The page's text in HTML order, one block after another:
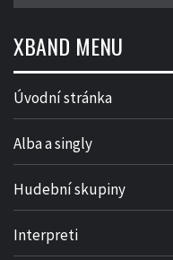
XBAND MENU
Úvodní stránka
Alba a singly
Hudební skupiny
Interpreti